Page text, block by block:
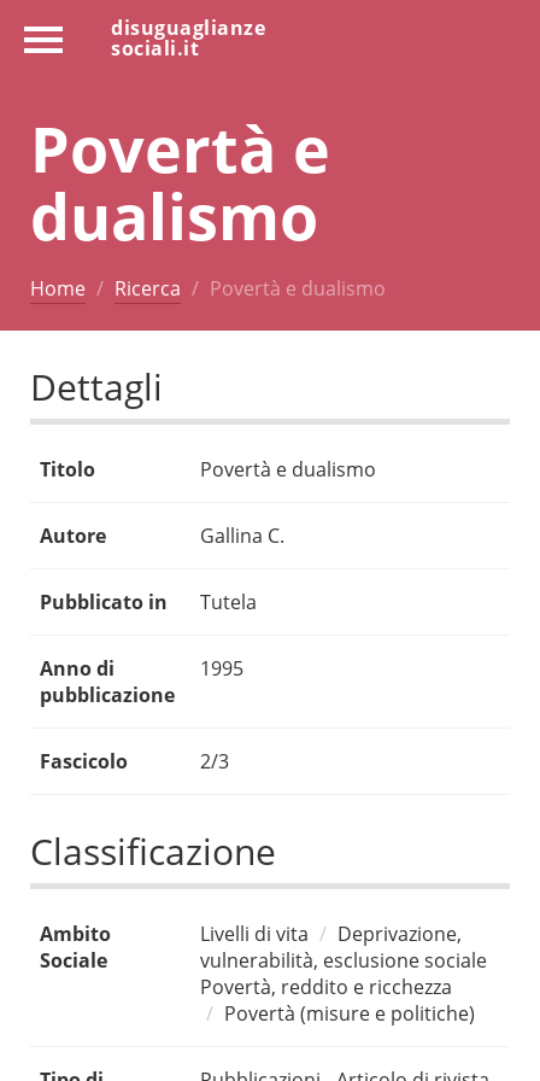
disuguaglianze
sociali.it
Povertà e
dualismo
Home Ricerca Povertà e dualismo
Dettagli
Titolo Povertà e dualismo
Autore Gallina C.
Pubblicato in Tutela
Anno di
pubblicazione
1995
Fascicolo 2/3
Classificazione
Ambito
Sociale
Livelli di vita
Deprivazione,
vulnerabilità, esclusione sociale
Povertà, reddito e ricchezza
Povertà (misure e politiche)